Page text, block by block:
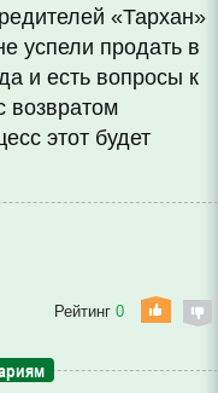
«Тархан»
успели продать в
и есть вопросы к
возвратом
этот будет
Рейтинг 0